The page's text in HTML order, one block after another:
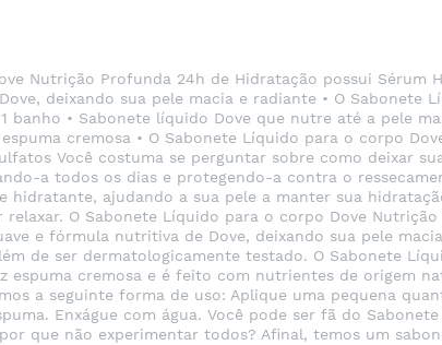
Nutrição Profunda 24h de Hidratação possui Sérum
deixando sua pele macia e radiante • O Sabonete
banho • Sabonete líquido Dove que nutre até a pele
cremosa • O Sabonete Líquido para o corpo
Você costuma se perguntar sobre como deixar
a todos os dias e protegendo-a contra o
hidratante, ajudando a sua pele a manter sua
relaxar. O Sabonete Líquido para o corpo Dove
e fórmula nutritiva de Dove, deixando sua pele
de ser dermatologicamente testado. O Sabonete
espuma cremosa e é feito com nutrientes de origem
a seguinte forma de uso: Aplique uma pequena
Enxágue com água. Você pode ser fã do
que não experimentar todos? Afinal, temos um